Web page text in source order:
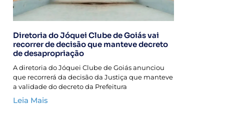
Diretoria do Jóquei Clube de Goiás vai
recorrer de decisão que manteve decreto
de desapropriação
A diretoria do Jóquei Clube de Goiás anunciou
que recorrerá da decisão da Justiça que manteve
a validade do decreto da Prefeitura
Leia Mais